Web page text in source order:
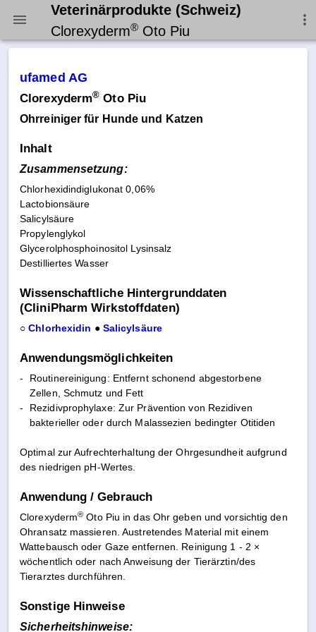
Veterinärprodukte (Schweiz)
Clorexyderm® Oto Piu
ufamed AG
Clorexyderm® Oto Piu
Ohrreiniger für Hunde und Katzen
Inhalt
Zusammensetzung:
Chlorhexidindiglukonat 0,06%
Lactobionsäure
Salicylsäure
Propylenglykol
Glycerolphosphoinositol Lysinsalz
Destilliertes Wasser
Wissenschaftliche Hintergrunddaten
(CliniPharm Wirkstoffdaten)
○Chlorhexidin ● Salicylsäure
Anwendungsmöglichkeiten
-
Routinereinigung: Entfernt schonend abgestorbene
Zellen, Schmutz und Fett
-
Rezidivprophylaxe: Zur Prävention von Rezidiven
bakterieller oder durch Malassezien bedingter Otitiden
Optimal zur Aufrechterhaltung der Ohrgesundheit aufgrund
des niedrigen pH-Wertes.
Anwendung / Gebrauch
Clorexyderm® Oto Piu in das Ohr geben und vorsichtig den
Ohransatz massieren. Austretendes Material mit einem
Wattebausch oder Gaze entfernen. Reinigung 1 - 2 ×
wöchentlich oder nach Anweisung der Tierärztin/des
Tierarztes durchführen.
Sonstige Hinweise
Sicherheitshinweise: